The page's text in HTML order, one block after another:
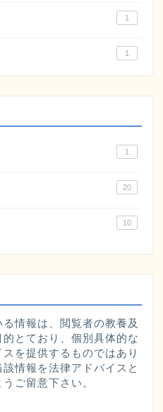
1
1
1
20
10
情報は、閲覧者の教養及
とており、個別具体的な
を提供するものではあり
情報を法律アドバイスと
ご留意下さい。